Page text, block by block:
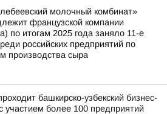
молочный комбинат»
французской компании
по итогам 2025 года заняло 11-е
российских предприятий по
производства сыра
башкирско-узбекский бизнес-
участием более 100 предприятий